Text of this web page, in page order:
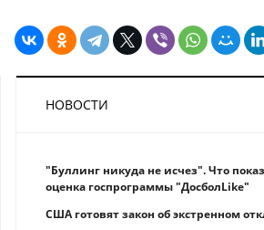
НОВОСТИ
"Буллинг никуда не исчез". Что
оценка госпрограммы "ДосболLike"
США готовят закон об экстренном